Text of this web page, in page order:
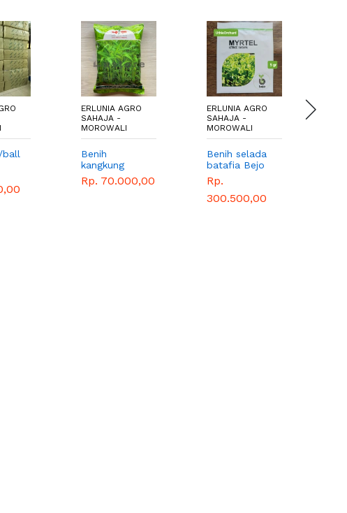
ERLUNIA AGRO
SAHAJA -
MOROWALI
Benih selada
batafia Bejo
SEMENTEL
1000 PILLS
Rp.
ERLUNIA AGRO
SAHAJA -
MOROWALI
Baki semai
hidroponik
size L
Rp. 20.000,00